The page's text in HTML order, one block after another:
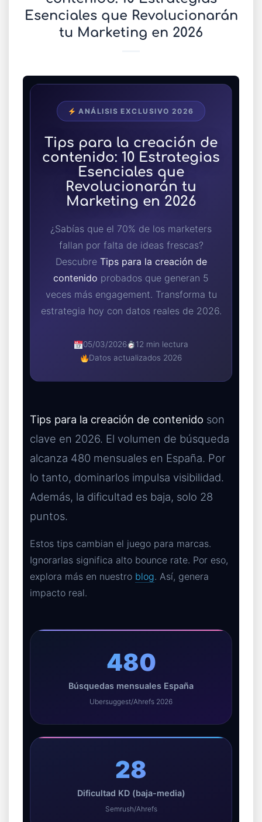
Esenciales que Revolucionarán
tu Marketing en 2026
ANÁLISIS EXCLUSIVO 2026
Tips para la creación de
contenido: 10 Estrategias
Esenciales que
Revolucionarán tu
Marketing en 2026
¿Sabías que el 70% de los marketers
fallan por falta de ideas frescas?
Descubre Tips para la creación de
contenido probados que generan 5
veces más engagement. Transforma tu
estrategia hoy con datos reales de 2026.
05/03/2026
12 min lectura
Datos actualizados 2026
Tips para la creación de contenido son
clave en 2026. El volumen de búsqueda
alcanza 480 mensuales en España. Por
lo tanto, dominarlos impulsa visibilidad.
Además, la dificultad es baja, solo 28
puntos.
Estos tips cambian el juego para marcas.
Ignorarlas significa alto bounce rate. Por eso,
explora más en nuestro blog. Así, genera
impacto real.
480
Búsquedas mensuales España
Ubersuggest/Ahrefs 2026
28
Dificultad KD (baja-media)
Semrush/Ahrefs